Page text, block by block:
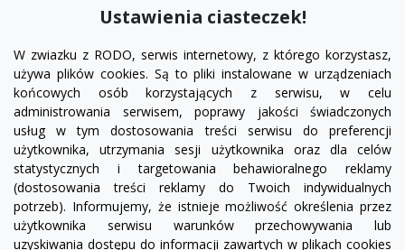
FacebookYouTubePinterest
Ustawienia ciasteczek!
W zwiazku z RODO, serwis internetowy, z którego korzystasz,
używa plików cookies. Są to pliki instalowane w urządzeniach
końcowych osób korzystających z serwisu, w celu
administrowania serwisem, poprawy jakości świadczonych
usług w tym dostosowania treści serwisu do preferencji
użytkownika, utrzymania sesji użytkownika oraz dla celów
statystycznych i targetowania behawioralnego reklamy
(dostosowania treści reklamy do Twoich indywidualnych
potrzeb). Informujemy, że istnieje możliwość określenia przez
użytkownika serwisu warunków przechowywania lub
uzyskiwania dostępu do informacji zawartych w plikach cookies